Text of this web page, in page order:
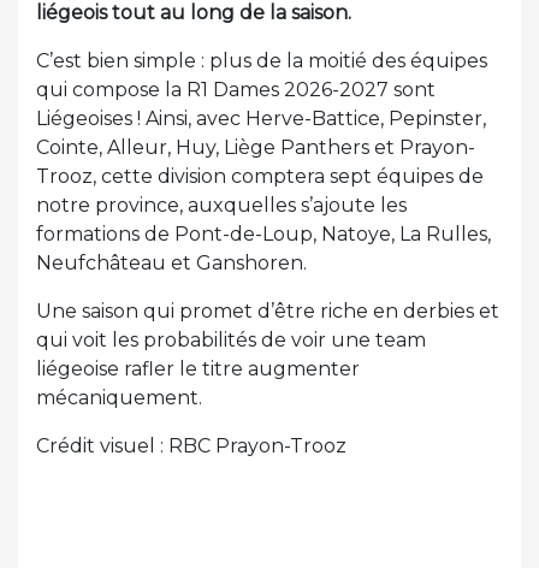
liégeois tout au long de la saison.
C’est bien simple : plus de la moitié des équipes
qui compose la R1 Dames 2026-2027 sont
Liégeoises ! Ainsi, avec Herve-Battice, Pepinster,
Cointe, Alleur, Huy, Liège Panthers et Prayon-
Trooz, cette division comptera sept équipes de
notre province, auxquelles s’ajoute les
formations de Pont-de-Loup, Natoye, La Rulles,
Neufchâteau et Ganshoren.
Une saison qui promet d’être riche en derbies et
qui voit les probabilités de voir une team
liégeoise rafler le titre augmenter
mécaniquement.
Crédit visuel : RBC Prayon-Trooz